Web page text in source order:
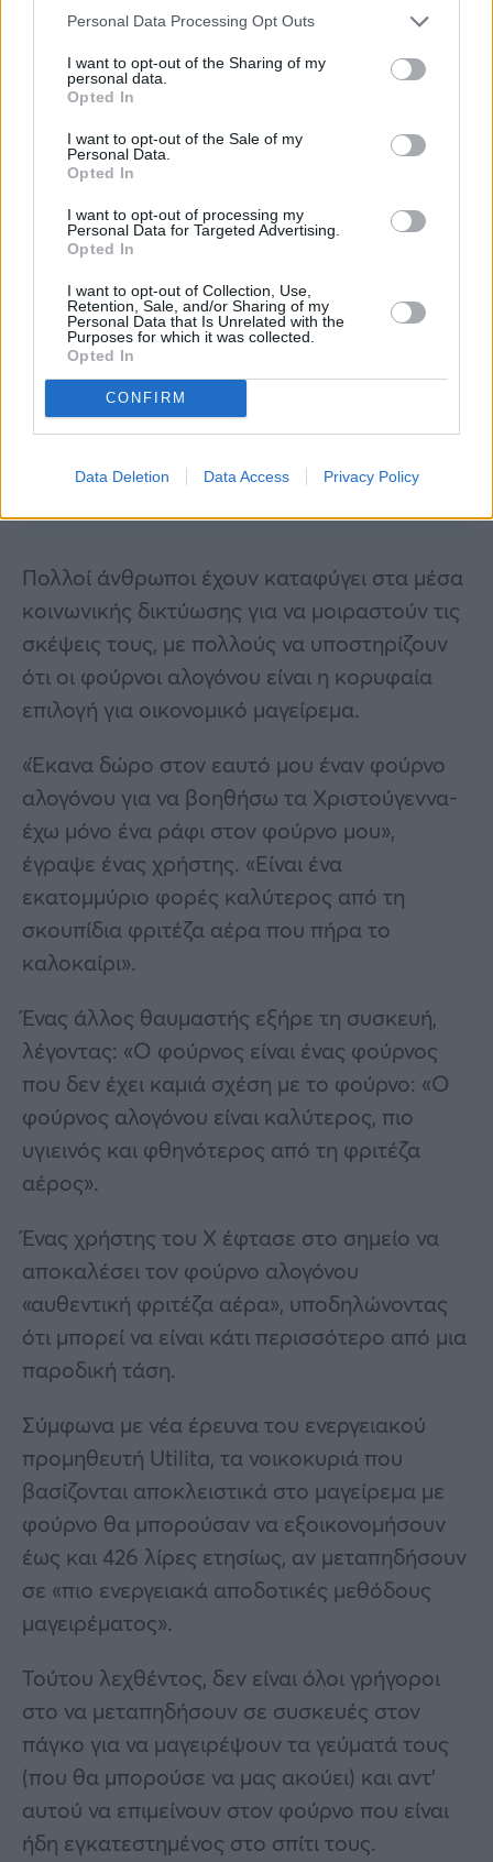
Personal Data Processing Opt Outs
I want to opt-out of the Sharing of my
personal data.
Opted In
I want to opt-out of the Sale of my
Personal Data.
Opted In
I want to opt-out of processing my
Personal Data for Targeted Advertising.
Opted In
I want to opt-out of Collection, Use,
Retention, Sale, and/or Sharing of my
Personal Data that Is Unrelated with the
Purposes for which it was collected.
Opted In
CONFIRM
Data Deletion Data Access Privacy Policy
Πολλοί άνθρωποι έχουν καταφύγει στα μέσα
κοινωνικής δικτύωσης για να μοιραστούν τις
σκέψεις τους, με πολλούς να υποστηρίζουν
ότι οι φούρνοι αλογόνου είναι η κορυφαία
επιλογή για οικονομικό μαγείρεμα.
«Έκανα δώρο στον εαυτό μου έναν φούρνο
αλογόνου για να βοηθήσω τα Χριστούγεννα-
έχω μόνο ένα ράφι στον φούρνο μου»,
έγραψε ένας χρήστης. «Είναι ένα
εκατομμύριο φορές καλύτερος από τη
σκουπίδια φριτέζα αέρα που πήρα το
καλοκαίρι».
Ένας άλλος θαυμαστής εξήρε τη συσκευή,
λέγοντας: «Ο φούρνος είναι ένας φούρνος
που δεν έχει καμιά σχέση με το φούρνο: «Ο
φούρνος αλογόνου είναι καλύτερος, πιο
υγιεινός και φθηνότερος από τη φριτέζα
αέρος».
Ένας χρήστης του X έφτασε στο σημείο να
αποκαλέσει τον φούρνο αλογόνου
«αυθεντική φριτέζα αέρα», υποδηλώνοντας
ότι μπορεί να είναι κάτι περισσότερο από μια
παροδική τάση.
Σύμφωνα με νέα έρευνα του ενεργειακού
προμηθευτή Utilita, τα νοικοκυριά που
βασίζονται αποκλειστικά στο μαγείρεμα με
φούρνο θα μπορούσαν να εξοικονομήσουν
έως και 426 λίρες ετησίως, αν μεταπηδήσουν
σε «πιο ενεργειακά αποδοτικές μεθόδους
μαγειρέματος».
Τούτου λεχθέντος, δεν είναι όλοι γρήγοροι
στο να μεταπηδήσουν σε συσκευές στον
πάγκο για να μαγειρέψουν τα γεύματά τους
(που θα μπορούσε να μας ακούει) και αντ’
αυτού να επιμείνουν στον φούρνο που είναι
ήδη εγκατεστημένος στο σπίτι τους.